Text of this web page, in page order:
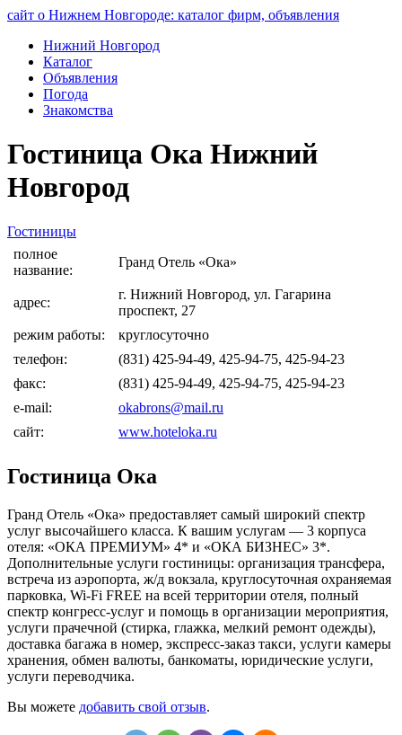
сайт о Нижнем Новгороде: каталог фирм, объявления
Нижний Новгород
Каталог
Объявления
Погода
Знакомства
Гостиница Ока Нижний
Новгород
Гостиницы
полное
название:
Гранд Отель «Ока»
адрес:
г. Нижний Новгород, ул. Гагарина
проспект, 27
режим работы:
круглосуточно
телефон:
(831) 425-94-49, 425-94-75, 425-94-23
факс:
(831) 425-94-49, 425-94-75, 425-94-23
e-mail:
okabrons@mail.ru
сайт:
www.hoteloka.ru
Гостиница Ока
Гранд Отель «Ока» предоставляет самый широкий спектр
услуг высочайшего класса. К вашим услугам — 3 корпуса
отеля: «ОКА ПРЕМИУМ» 4* и «ОКА БИЗНЕС» 3*.
Дополнительные услуги гостиницы: организация трансфера,
встреча из аэропорта, ж/д вокзала, круглосуточная охраняемая
парковка, Wi-Fi FREE на всей территории отеля, полный
спектр конгресс-услуг и помощь в организации мероприятия,
услуги прачечной (стирка, глажка, мелкий ремонт одежды),
доставка багажа в номер, экспресс-заказ такси, услуги камеры
хранения, обмен валюты, банкоматы, юридические услуги,
услуги переводчика.
Вы можете добавить свой отзыв.